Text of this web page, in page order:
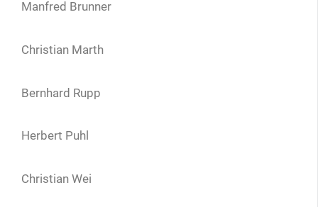
Manfred Brunner
Christian Marth
Bernhard Rupp
Herbert Puhl
Christian Wei